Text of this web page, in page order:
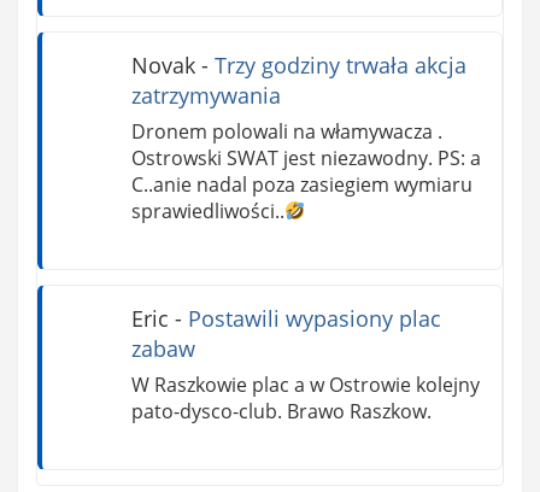
Novak- Trzy godziny trwała akcja
zatrzymywania
Dronem polowali na włamywacza .
Ostrowski SWAT jest niezawodny. PS: a
C..anie nadal poza zasiegiem wymiaru
sprawiedliwości..
Eric - Postawili wypasiony plac
zabaw
W Raszkowie plac a w Ostrowie kolejny
pato-dysco-club. Brawo Raszkow.